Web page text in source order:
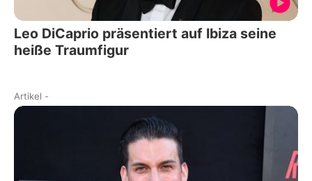
Leo DiCaprio präsentiert auf Ibiza seine
heiße Traumfigur
Artikel -